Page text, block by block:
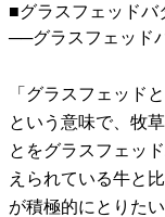
■グラスフェッドバ
──グラスフェッド
「グラスフェッド
という意味で、牧
とをグラスフェッ
えられている牛と
が積極的にとりた